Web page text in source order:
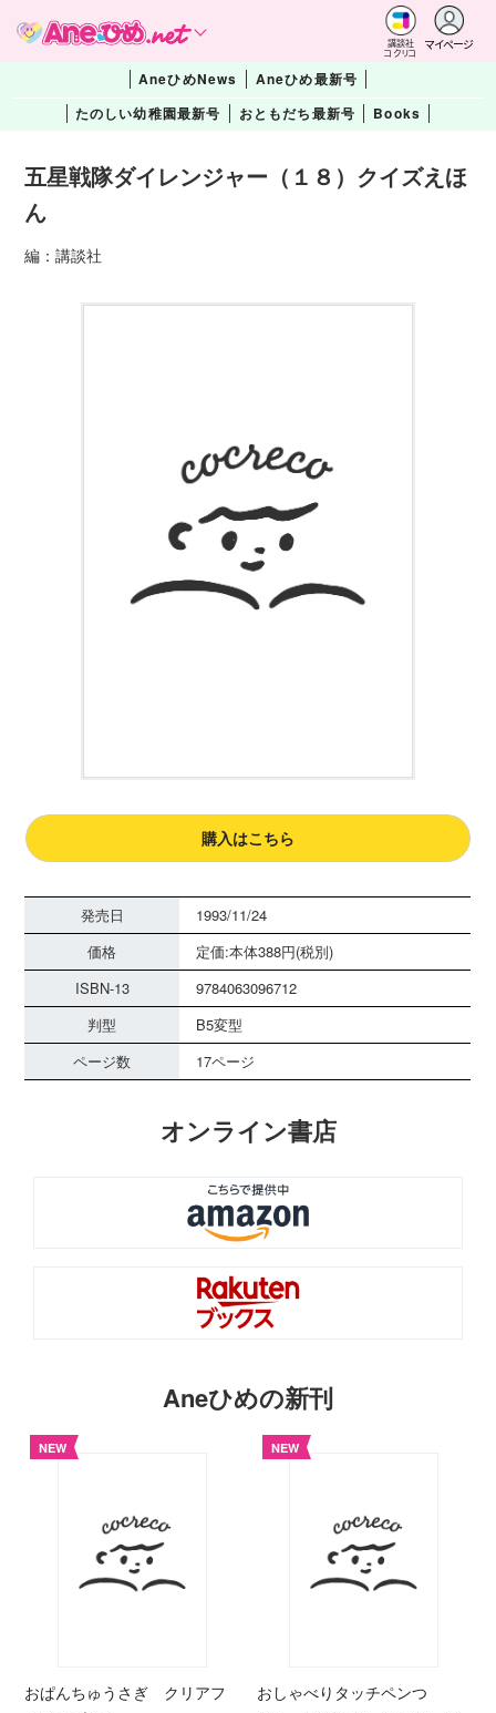
講談社
コクリコ
マイページ
AneひめNews
Aneひめ最新号
たのしい幼稚園最新号
おともだち最新号 Books
五星戦隊ダイレンジャー（１８）クイズえほ
ん
編：講談社
購入はこちら
発売日
1993/11/24
価格
定価:本体388円(税別)
ISBN-13
9784063096712
判型
B5変型
ページ数
17ページ
オンライン書店
Aneひめの新刊
NEW
おぱんちゅうさぎ クリアフ
NEW
おしゃべりタッチペンつ